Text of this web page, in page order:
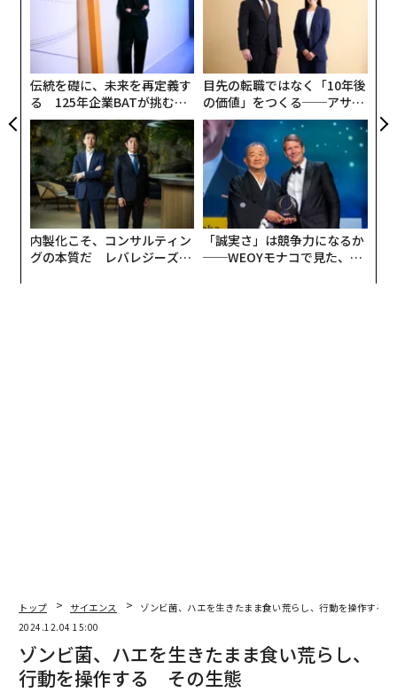
最新号の購入はこちらから
メンバーシップに登録する
伝統を礎に、未来を再定義す
る 125年企業BATが挑むス
モークレスな未来
目先の転職ではなく「10年後
の価値」をつくる──アサイ
ンの長期伴走型支援とは
内製化こそ、コンサルティン
グの本質だ レバレジーズが
「誠実さ」は競争力になるか
──WEOYモナコで見た、く
トップ サイエンス
ゾンビ菌、ハエを生きたまま食い荒らし、行動を操作する
2024.12.04 15:00
ゾンビ菌、ハエを生きたまま食い荒らし、
行動を操作する その生態